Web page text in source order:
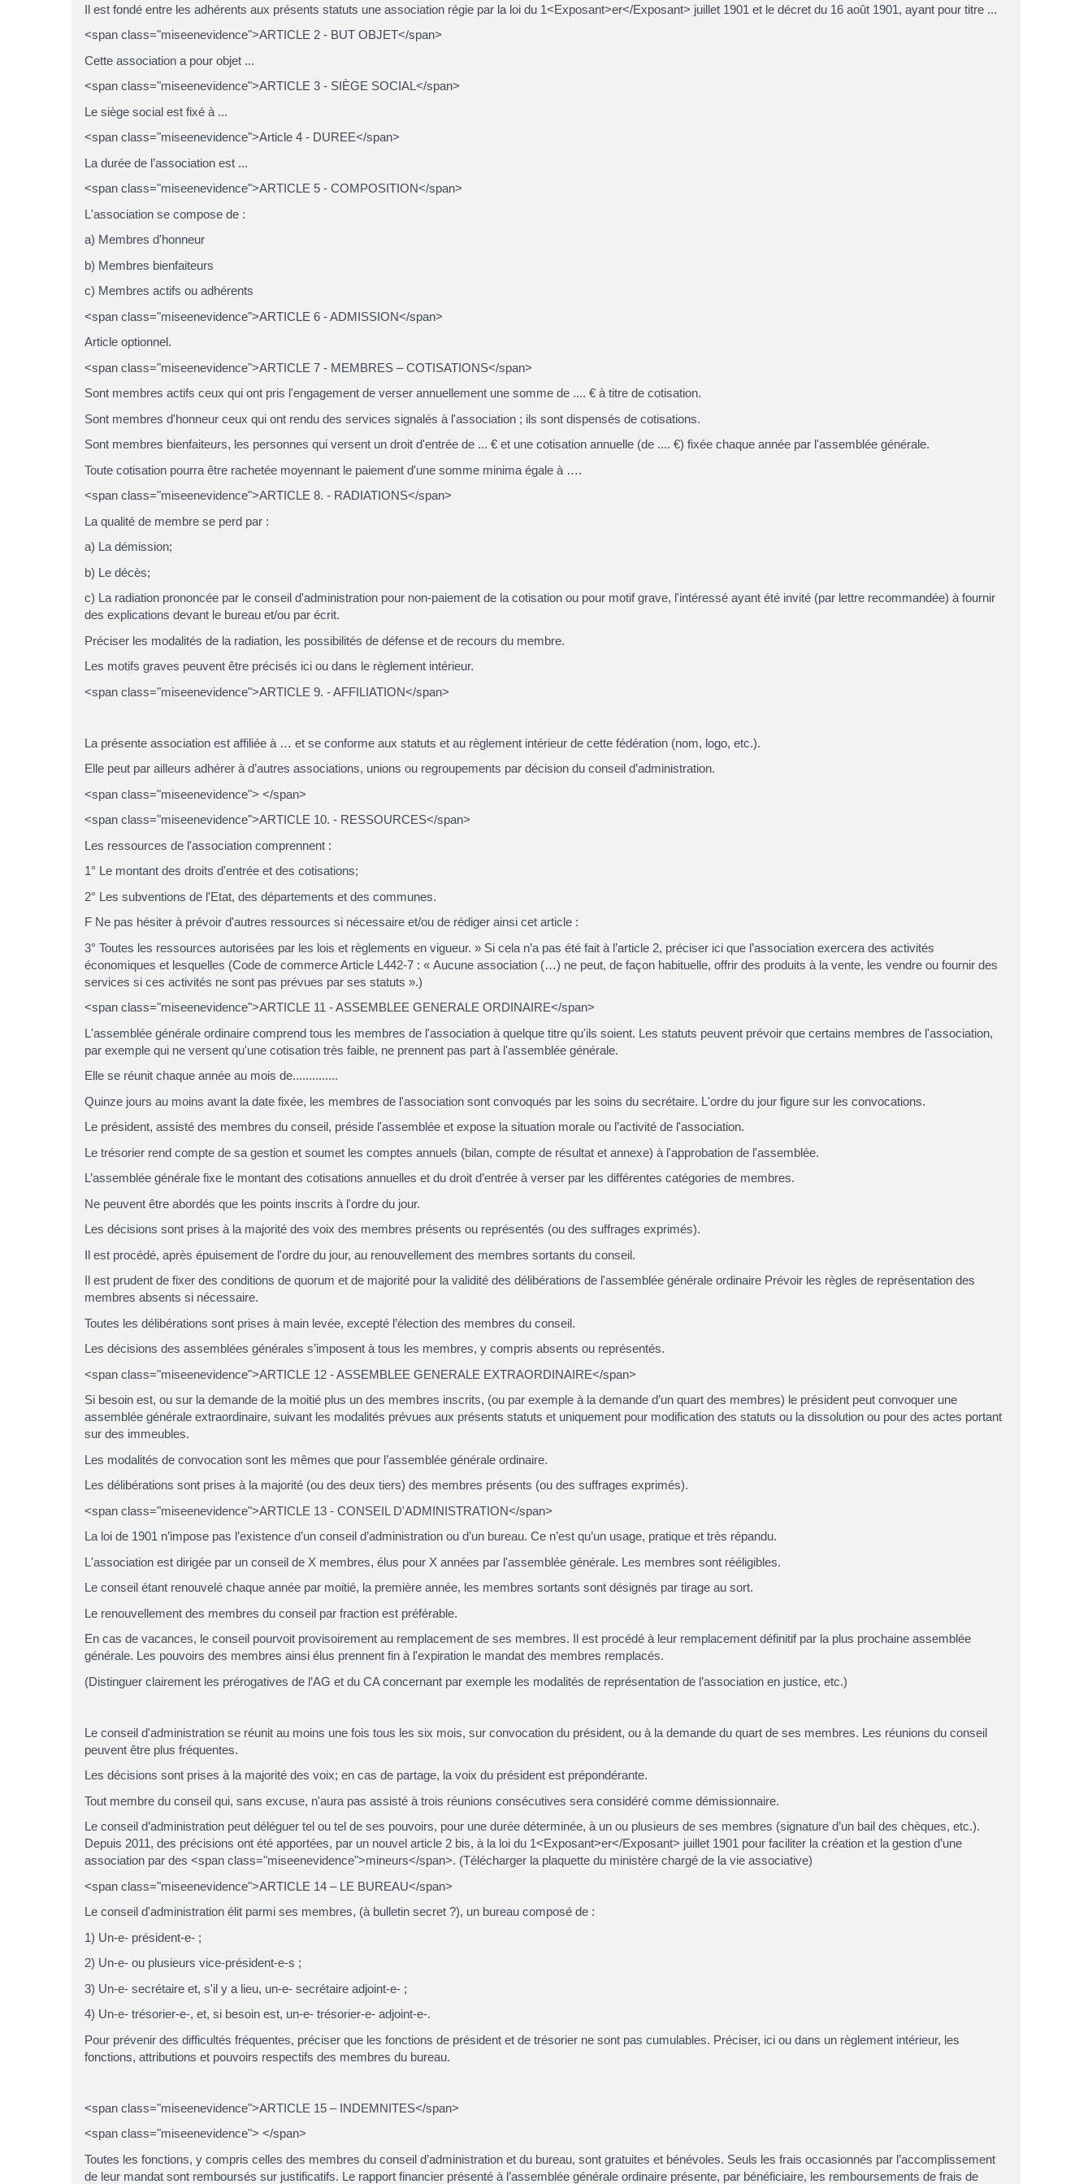
Il est fondé entre les adhérents aux présents statuts une association régie par la loi du 1<Exposant>er</Exposant> juillet 1901 et le décret du 16 août 1901, ayant pour titre ...
<span class="miseenevidence">ARTICLE 2 - BUT OBJET</span>
Cette association a pour objet ...
<span class="miseenevidence">ARTICLE 3 - SIÈGE SOCIAL</span>
Le siège social est fixé à ...
<span class="miseenevidence">Article 4 - DUREE</span>
La durée de l’association est ...
<span class="miseenevidence">ARTICLE 5 - COMPOSITION</span>
L'association se compose de :
a) Membres d'honneur
b) Membres bienfaiteurs
c) Membres actifs ou adhérents
<span class="miseenevidence">ARTICLE 6 - ADMISSION</span>
Article optionnel.
<span class="miseenevidence">ARTICLE 7 - MEMBRES – COTISATIONS</span>
Sont membres actifs ceux qui ont pris l'engagement de verser annuellement une somme de .... € à titre de cotisation.
Sont membres d'honneur ceux qui ont rendu des services signalés à l'association ; ils sont dispensés de cotisations.
Sont membres bienfaiteurs, les personnes qui versent un droit d'entrée de ... € et une cotisation annuelle (de .... €) fixée chaque année par l'assemblée générale.
Toute cotisation pourra être rachetée moyennant le paiement d'une somme minima égale à ….
<span class="miseenevidence">ARTICLE 8. - RADIATIONS</span>
La qualité de membre se perd par :
a) La démission;
b) Le décès;
c) La radiation prononcée par le conseil d'administration pour non-paiement de la cotisation ou pour motif grave, l'intéressé ayant été invité (par lettre recommandée) à fournir
des explications devant le bureau et/ou par écrit.
Préciser les modalités de la radiation, les possibilités de défense et de recours du membre.
Les motifs graves peuvent être précisés ici ou dans le règlement intérieur.
<span class="miseenevidence">ARTICLE 9. - AFFILIATION</span>
La présente association est affiliée à … et se conforme aux statuts et au règlement intérieur de cette fédération (nom, logo, etc.).
Elle peut par ailleurs adhérer à d’autres associations, unions ou regroupements par décision du conseil d’administration.
<span class="miseenevidence"> </span>
<span class="miseenevidence">ARTICLE 10. - RESSOURCES</span>
Les ressources de l'association comprennent :
1° Le montant des droits d'entrée et des cotisations;
2° Les subventions de l'Etat, des départements et des communes.
F Ne pas hésiter à prévoir d'autres ressources si nécessaire et/ou de rédiger ainsi cet article :
3° Toutes les ressources autorisées par les lois et règlements en vigueur. » Si cela n’a pas été fait à l’article 2, préciser ici que l’association exercera des activités
économiques et lesquelles (Code de commerce Article L442-7 : « Aucune association (…) ne peut, de façon habituelle, offrir des produits à la vente, les vendre ou fournir des
services si ces activités ne sont pas prévues par ses statuts ».)
<span class="miseenevidence">ARTICLE 11 - ASSEMBLEE GENERALE ORDINAIRE</span>
L'assemblée générale ordinaire comprend tous les membres de l'association à quelque titre qu'ils soient. Les statuts peuvent prévoir que certains membres de l'association,
par exemple qui ne versent qu'une cotisation très faible, ne prennent pas part à l'assemblée générale.
Elle se réunit chaque année au mois de..............
Quinze jours au moins avant la date fixée, les membres de l'association sont convoqués par les soins du secrétaire. L'ordre du jour figure sur les convocations.
Le président, assisté des membres du conseil, préside l'assemblée et expose la situation morale ou l’activité de l'association.
Le trésorier rend compte de sa gestion et soumet les comptes annuels (bilan, compte de résultat et annexe) à l'approbation de l'assemblée.
L’assemblée générale fixe le montant des cotisations annuelles et du droit d’entrée à verser par les différentes catégories de membres.
Ne peuvent être abordés que les points inscrits à l'ordre du jour.
Les décisions sont prises à la majorité des voix des membres présents ou représentés (ou des suffrages exprimés).
Il est procédé, après épuisement de l'ordre du jour, au renouvellement des membres sortants du conseil.
Il est prudent de fixer des conditions de quorum et de majorité pour la validité des délibérations de l'assemblée générale ordinaire Prévoir les règles de représentation des
membres absents si nécessaire.
Toutes les délibérations sont prises à main levée, excepté l’élection des membres du conseil.
Les décisions des assemblées générales s’imposent à tous les membres, y compris absents ou représentés.
<span class="miseenevidence">ARTICLE 12 - ASSEMBLEE GENERALE EXTRAORDINAIRE</span>
Si besoin est, ou sur la demande de la moitié plus un des membres inscrits, (ou par exemple à la demande d’un quart des membres) le président peut convoquer une
assemblée générale extraordinaire, suivant les modalités prévues aux présents statuts et uniquement pour modification des statuts ou la dissolution ou pour des actes portant
sur des immeubles.
Les modalités de convocation sont les mêmes que pour l’assemblée générale ordinaire.
Les délibérations sont prises à la majorité (ou des deux tiers) des membres présents (ou des suffrages exprimés).
<span class="miseenevidence">ARTICLE 13 - CONSEIL D'ADMINISTRATION</span>
La loi de 1901 n’impose pas l’existence d’un conseil d’administration ou d’un bureau. Ce n’est qu’un usage, pratique et très répandu.
L'association est dirigée par un conseil de X membres, élus pour X années par l'assemblée générale. Les membres sont rééligibles.
Le conseil étant renouvelé chaque année par moitié, la première année, les membres sortants sont désignés par tirage au sort.
Le renouvellement des membres du conseil par fraction est préférable.
En cas de vacances, le conseil pourvoit provisoirement au remplacement de ses membres. Il est procédé à leur remplacement définitif par la plus prochaine assemblée
générale. Les pouvoirs des membres ainsi élus prennent fin à l'expiration le mandat des membres remplacés.
(Distinguer clairement les prérogatives de l’AG et du CA concernant par exemple les modalités de représentation de l’association en justice, etc.)
Le conseil d'administration se réunit au moins une fois tous les six mois, sur convocation du président, ou à la demande du quart de ses membres. Les réunions du conseil
peuvent être plus fréquentes.
Les décisions sont prises à la majorité des voix; en cas de partage, la voix du président est prépondérante.
Tout membre du conseil qui, sans excuse, n'aura pas assisté à trois réunions consécutives sera considéré comme démissionnaire.
Le conseil d’administration peut déléguer tel ou tel de ses pouvoirs, pour une durée déterminée, à un ou plusieurs de ses membres (signature d’un bail des chèques, etc.).
Depuis 2011, des précisions ont été apportées, par un nouvel article 2 bis, à la loi du 1<Exposant>er</Exposant> juillet 1901 pour faciliter la création et la gestion d’une
association par des <span class="miseenevidence">mineurs</span>. (Télécharger la plaquette du ministère chargé de la vie associative)
<span class="miseenevidence">ARTICLE 14 – LE BUREAU</span>
Le conseil d'administration élit parmi ses membres, (à bulletin secret ?), un bureau composé de :
1) Un-e- président-e- ;
2) Un-e- ou plusieurs vice-président-e-s ;
3) Un-e- secrétaire et, s'il y a lieu, un-e- secrétaire adjoint-e- ;
4) Un-e- trésorier-e-, et, si besoin est, un-e- trésorier-e- adjoint-e-.
Pour prévenir des difficultés fréquentes, préciser que les fonctions de président et de trésorier ne sont pas cumulables. Préciser, ici ou dans un règlement intérieur, les
fonctions, attributions et pouvoirs respectifs des membres du bureau.
<span class="miseenevidence">ARTICLE 15 – INDEMNITES</span>
<span class="miseenevidence"> </span>
Toutes les fonctions, y compris celles des membres du conseil d’administration et du bureau, sont gratuites et bénévoles. Seuls les frais occasionnés par l’accomplissement
de leur mandat sont remboursés sur justificatifs. Le rapport financier présenté à l’assemblée générale ordinaire présente, par bénéficiaire, les remboursements de frais de